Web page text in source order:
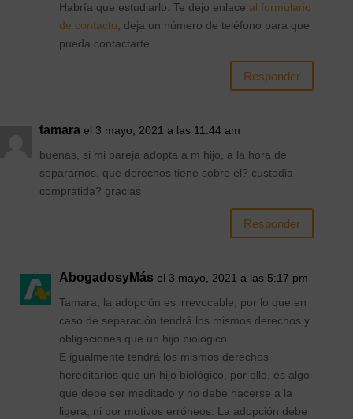
Habría que estudiarlo. Te dejo enlace al formulario
de contacto, deja un número de teléfono para que
pueda contactarte.
Responder
tamara el 3 mayo, 2021 a las 11:44 am
buenas, si mi pareja adopta a m hijo, a la hora de
separarnos, que derechos tiene sobre el? custodia
compratida? gracias
Responder
AbogadosyMás el 3 mayo, 2021 a las 5:17 pm
Tamara, la adopción es irrevocable, por lo que en
caso de separación tendrá los mismos derechos y
obligaciones que un hijo biológico.
E igualmente tendrá los mismos derechos
hereditarios que un hijo biológico, por ello, es algo
que debe ser meditado y no debe hacerse a la
ligera, ni por motivos erróneos. La adopción debe